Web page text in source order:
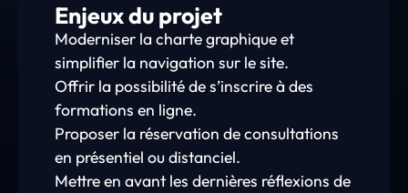
Enjeux du projet
Moderniser la charte graphique et
simplifier la navigation sur le site.
Offrir la possibilité de s’inscrire à des
formations en ligne.
Proposer la réservation de consultations
en présentiel ou distanciel.
Mettre en avant les dernières réflexions de